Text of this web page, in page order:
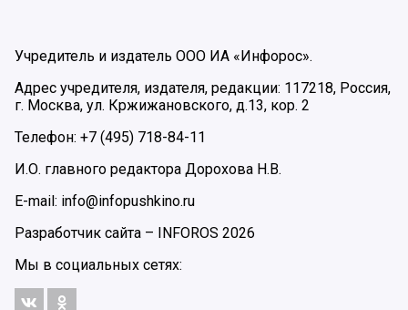
Учредитель и издатель ООО ИА «Инфорос».
Адрес учредителя, издателя, редакции: 117218, Россия,
г. Москва, ул. Кржижановского, д.13, кор. 2
Телефон: +7 (495) 718-84-11
И.О. главного редактора Дорохова Н.В.
E-mail: info@infopushkino.ru
Разработчик сайта – INFOROS 2026
Мы в социальных сетях: